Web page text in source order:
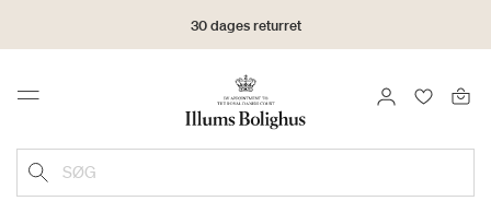
30 dages returret
Menu LOG IND
SØG